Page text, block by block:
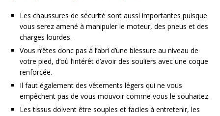
Les chaussures de sécurité sont aussi importantes puisque
vous serez amené à manipuler le moteur, des pneus et des
charges lourdes.
Vous n’êtes donc pas à l’abri d’une blessure au niveau de
votre pied, d’où l’intérêt d’avoir des souliers avec une coque
renforcée.
Il faut également des vêtements légers qui ne vous
empêchent pas de vous mouvoir comme vous le souhaitez.
Les tissus doivent être souples et faciles à entretenir, les